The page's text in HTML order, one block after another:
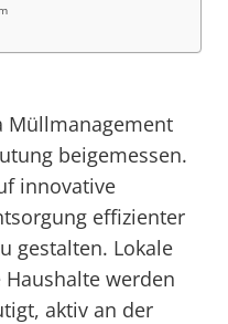
Müllmanagement
beigemessen.
innovative
effizienter
gestalten. Lokale
werden
aktiv an der